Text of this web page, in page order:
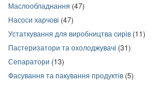
Маслообладнання (47)
Насоси харчові (47)
Устаткування для виробництва сирів (11)
Пастеризатори та охолоджувачі (31)
Сепаратори (13)
Фасування та пакування продуктів (5)